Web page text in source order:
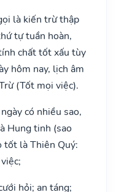
là kiến trừ thập
tự tuần hoàn,
chất tốt xấu tùy
hôm nay, lịch âm
(Tốt mọi việc).
có nhiều sao,
Hung tinh (sao
tốt là Thiên Quý:
hỏi; an táng;